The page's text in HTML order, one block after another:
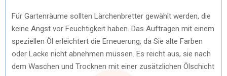
Für Gartenräume sollten Lärchenbretter gewählt werden, die
keine Angst vor Feuchtigkeit haben. Das Auftragen mit einem
speziellen Öl erleichtert die Erneuerung, da Sie alte Farben
oder Lacke nicht abnehmen müssen. Es reicht aus, sie nach
dem Waschen und Trocknen mit einer zusätzlichen Ölschicht